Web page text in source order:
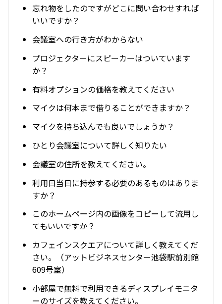
忘れ物をしたのですがどこに問い合わせすれば
いいですか？
会議室への行き方がわからない
プロジェクターにスピーカーはついています
か？
有料オプションの価格を教えてください
マイクは何本まで借りることができますか？
マイクを持ち込んでも良いでしょうか？
ひとり会議室について詳しく知りたい
会議室の住所を教えてください。
利用日当日に持参する必要のあるものはありま
すか？
このホームページ内の画像をコピーして流用し
てもいいですか？
カフェインスクエアについて詳しく教えてくだ
さい。（アットビジネスセンター池袋駅前別館
609号室）
小部屋で無料で利用できるディスプレイモニタ
ーのサイズを教えてください。